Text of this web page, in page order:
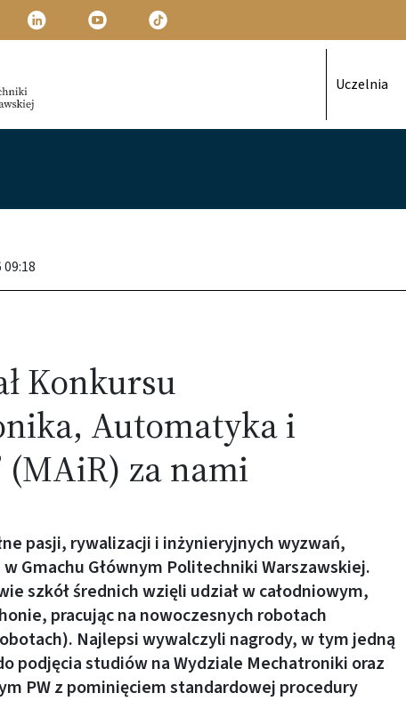
Uczelnia
Konkursu
Automatyka i
(MAiR) za nami
pasji, rywalizacji i inżynieryjnych wyzwań,
Gmachu Głównym Politechniki Warszawskiej.
szkół średnich wzięli udział w całodniowym,
pracując na nowoczesnych robotach
Najlepsi wywalczyli nagrody, w tym jedną
podjęcia studiów na Wydziale Mechatroniki oraz
PW z pominięciem standardowej procedury